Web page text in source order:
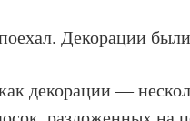
Декорации
декорации —